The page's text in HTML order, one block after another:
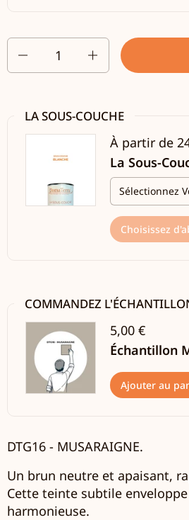
Quantité
LA SOUS-COUCHE
À partir de
La Sous-
Choisissez
COMMANDEZ
5,00 €
Échantillon
Ajouter au
DTG16 - MUSARAIGNE.
Un brun neutre et apaisant,
Cette teinte subtile
harmonieuse.